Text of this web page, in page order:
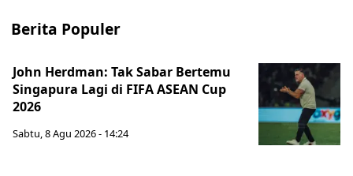
Berita Populer
John Herdman: Tak Sabar Bertemu
Singapura Lagi di FIFA ASEAN Cup
2026
Sabtu, 8 Agu 2026 - 14:24